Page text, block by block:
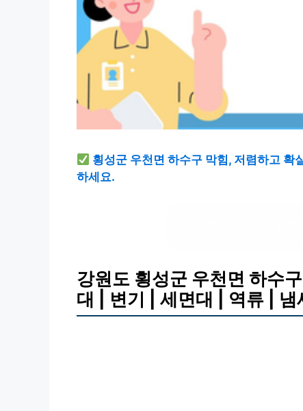
횡성군 우천면 하수구 막힘, 저렴하고
하세요.
강원도 횡성군 우천면 하수
대 | 변기 | 세면대 | 역류 |